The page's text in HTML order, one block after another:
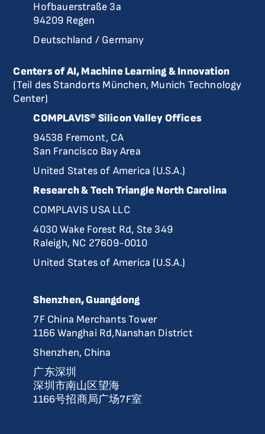
Hofbauerstraße 3a
94209 Regen
Deutschland / Germany
Centers of AI, Machine Learning & Innovation
(Teil des Standorts München, Munich Technology
Center)
COMPLAVIS® Silicon Valley Offices
94538 Fremont, CA
San Francisco Bay Area
United States of America (U.S.A.)
Research & Tech Triangle North Carolina
COMPLAVIS USA LLC
4030 Wake Forest Rd, Ste 349
Raleigh, NC 27609-0010
United States of America (U.S.A.)
Shenzhen, Guangdong
7F China Merchants Tower
1166 Wanghai Rd,Nanshan District
Shenzhen, China
广东深圳
深圳市南山区望海
1166号招商局广场7F室